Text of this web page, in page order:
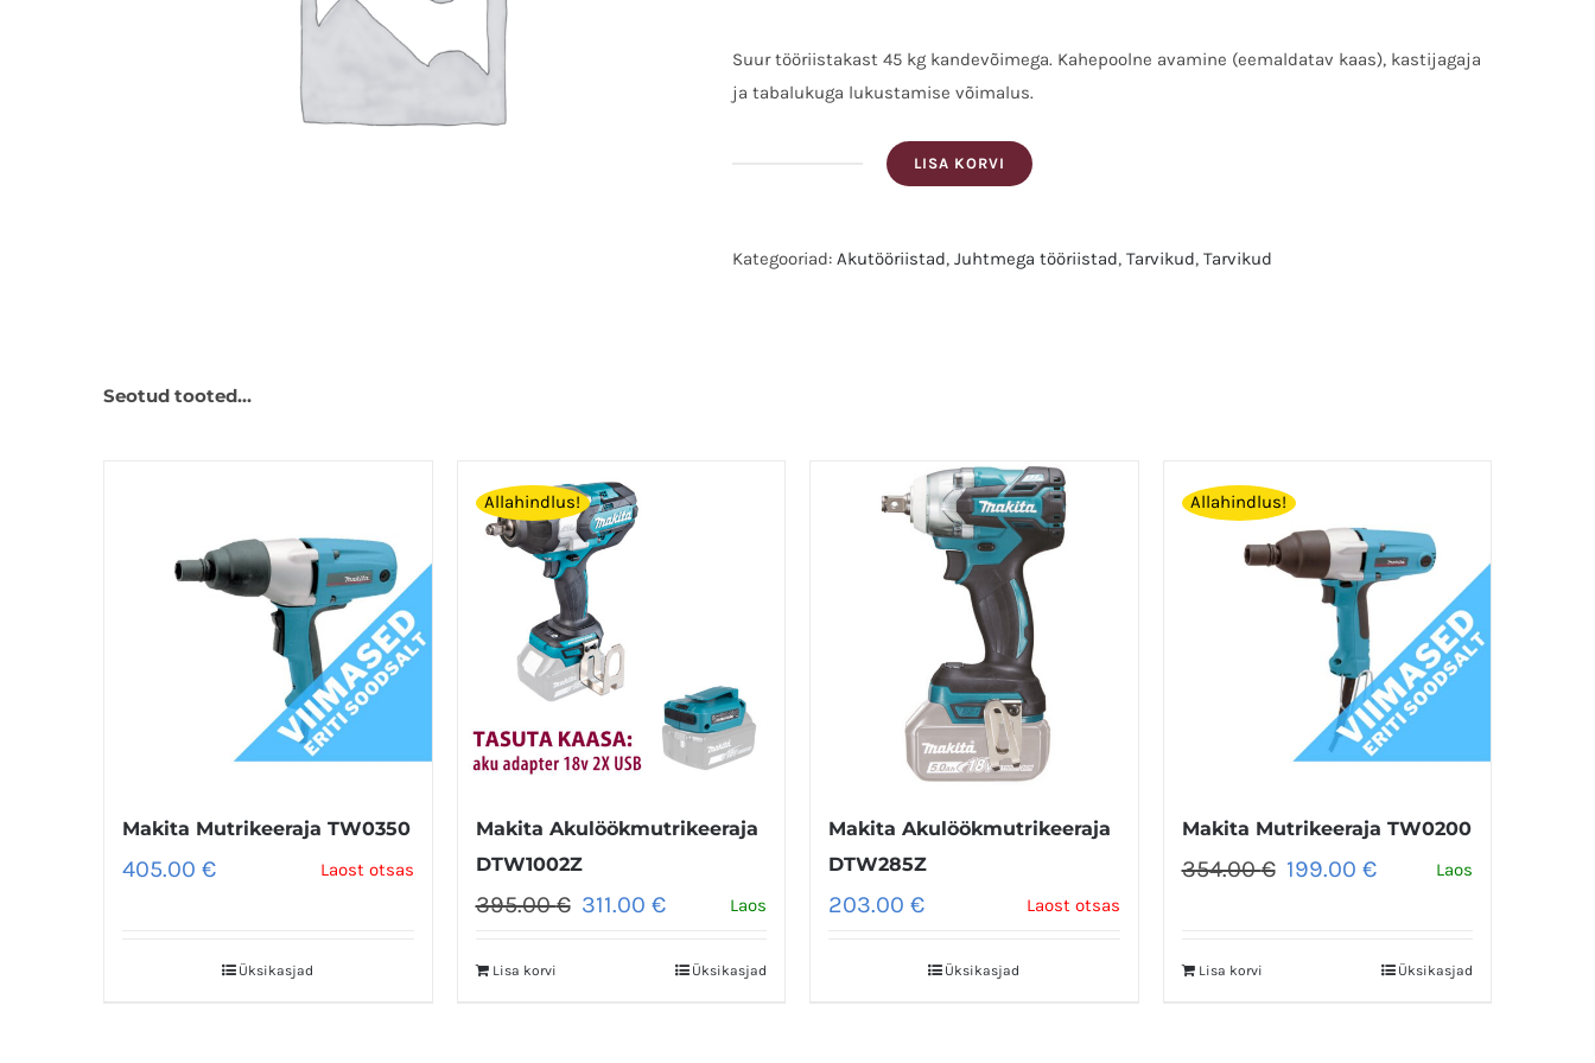
Suur tööriistakast 45 kg kandevõimega. Kahepoolne avamine (eemaldatav kaas), kastijagaja
ja tabalukuga lukustamise võimalus.
LISA KORVI
Kategooriad: Akutööriistad, Juhtmega tööriistad, Tarvikud, Tarvikud
Seotud tooted…
Makita Mutrikeeraja TW0350
405.00 € Laost otsas
Üksikasjad
Allahindlus!
Makita Akulöökmutrikeeraja
DTW1002Z
395.00€ Algne
311.00 €Praegune
on:
Laos
Lisa korvi Üksikasjad
Makita Akulöökmutrikeeraja
DTW285Z
203.00 € Laost otsas
Üksikasjad
Allahindlus!
Makita Mutrikeeraja TW0200
354.00€ Algne
199.00 €Praegune
199.00 €.
Laos
Lisa korvi Üksikasjad